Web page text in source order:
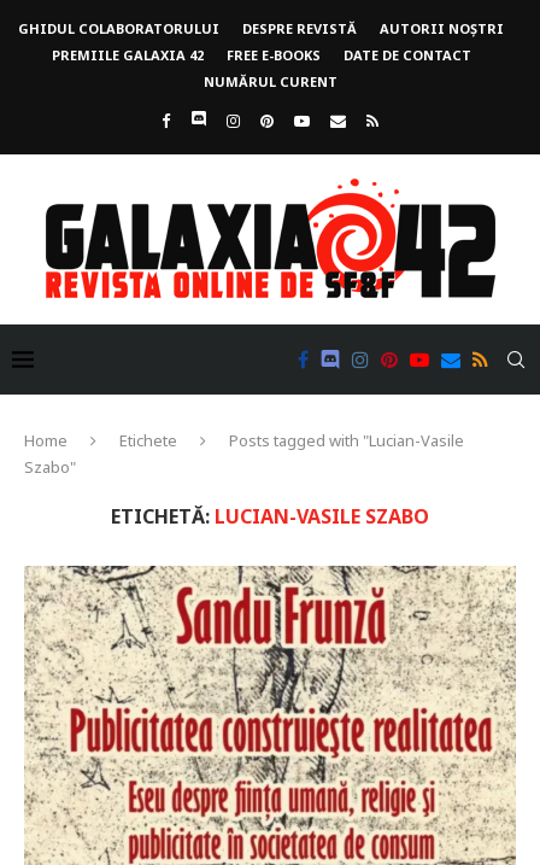
GHIDUL COLABORATORULUI DESPRE REVISTĂ
AUTORII NOȘTRI
PREMIILE GALAXIA 42
FREE E-BOOKS
DATE DE CONTACT
NUMĂRUL CURENT
Home Etichete
Posts tagged with "Lucian-Vasile
Szabo"
ETICHETĂ: LUCIAN-VASILE SZABO